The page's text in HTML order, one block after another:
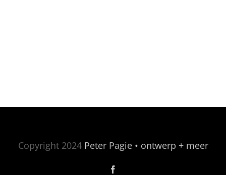
Copyright 2024 Peter Pagie • ontwerp + meer